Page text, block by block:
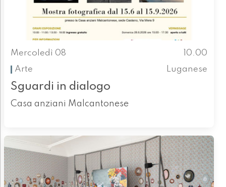
Mercoledì 08
10.00
Arte
Luganese
Sguardi in dialogo
Casa anziani Malcantonese